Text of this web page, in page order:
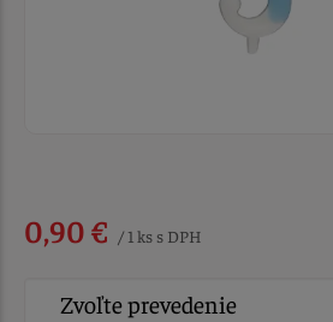
0,90 € / 1 ks s DPH